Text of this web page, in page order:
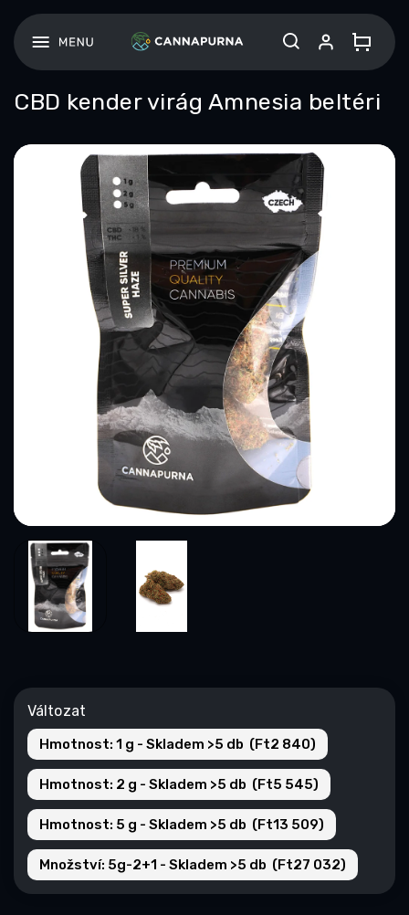
tartalomhoz
CBD kender virág Amnesia beltéri
Változat
Hmotnost: 1 g - Skladem >5 db (Ft2 840)
Hmotnost: 2 g - Skladem >5 db (Ft5 545)
Hmotnost: 5 g - Skladem >5 db (Ft13 509)
Množství: 5g-2+1 - Skladem >5 db (Ft27 032)